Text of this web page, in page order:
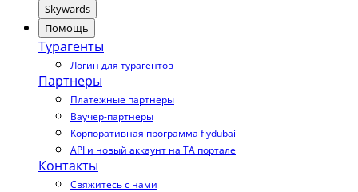
Skywards
Помощь
Турагенты
Логин для турагентов
Партнеры
Платежные партнеры
Ваучер-партнеры
Корпоративная программа flydubai
API и новый аккаунт на TA портале
Контакты
Свяжитесь с нами